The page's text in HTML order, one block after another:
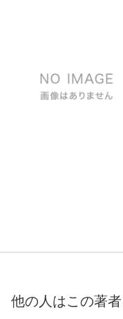
他の人はこの著者